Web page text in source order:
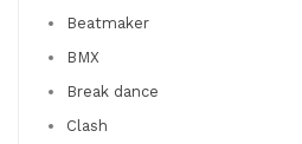
Beatmaker
BMX
Break dance
Clash